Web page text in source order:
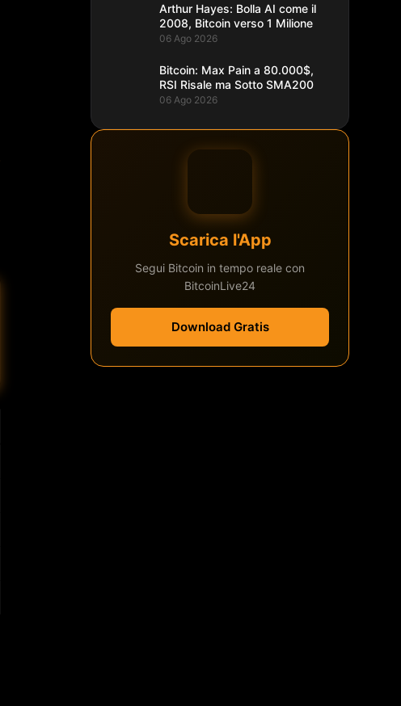
Arthur Hayes: Bolla AI come il
2008, Bitcoin verso 1 Milione
06 Ago 2026
Bitcoin: Max Pain a 80.000$,
RSI Risale ma Sotto SMA200
06 Ago 2026
Scarica l'App
Segui Bitcoin in tempo reale con
BitcoinLive24
Download Gratis